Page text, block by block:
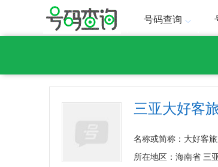
号码查询
三亚大好客
名称或简称：大好客
所在地区：海南省 三